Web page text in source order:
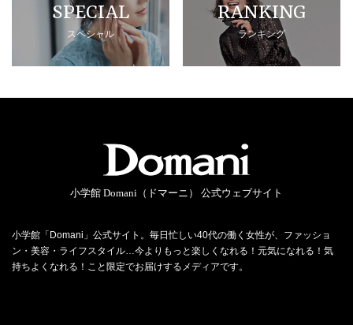
SPECIAL
スペシャル
RANKING
ランキング
小学館 Domani（ドマーニ） 公式ウェブサイト
小学館「Domani」公式サイト。毎日忙しい40代の働く女性が、ファッショ
ン・美容・ライフスタイル…今よりもっと楽しくなれる！元気になれる！気
持ちよくなれる！こと限定でお届けするメディアです。